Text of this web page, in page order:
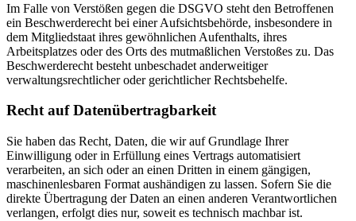
Im Falle von Verstößen gegen die DSGVO steht den Betroffenen
ein Beschwerderecht bei einer Aufsichtsbehörde, insbesondere in
dem Mitgliedstaat ihres gewöhnlichen Aufenthalts, ihres
Arbeitsplatzes oder des Orts des mutmaßlichen Verstoßes zu. Das
Beschwerderecht besteht unbeschadet anderweitiger
verwaltungsrechtlicher oder gerichtlicher Rechtsbehelfe.
Recht auf Daten­übertrag­barkeit
Sie haben das Recht, Daten, die wir auf Grundlage Ihrer
Einwilligung oder in Erfüllung eines Vertrags automatisiert
verarbeiten, an sich oder an einen Dritten in einem gängigen,
maschinenlesbaren Format aushändigen zu lassen. Sofern Sie die
direkte Übertragung der Daten an einen anderen Verantwortlichen
verlangen, erfolgt dies nur, soweit es technisch machbar ist.